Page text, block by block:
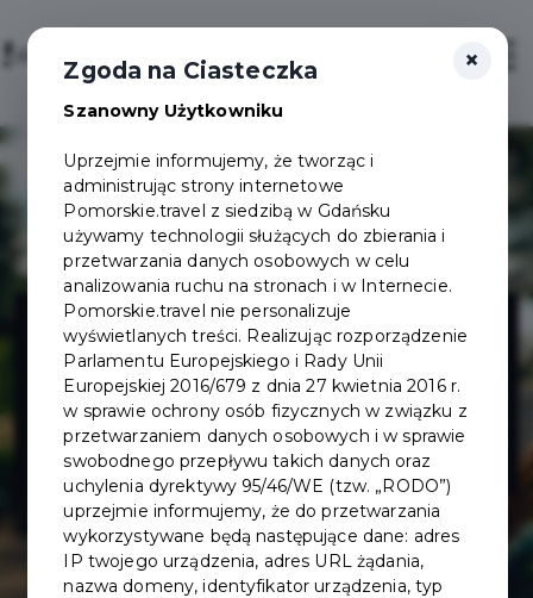
Login/Rejestracja
Restauracja
Chata nad
Radunią
×
Zgoda na Ciasteczka
Szanowny Użytkowniku
Uprzejmie informujemy, że tworząc i
administrując strony internetowe
Pomorskie.travel z siedzibą w Gdańsku
używamy technologii służących do zbierania i
przetwarzania danych osobowych w celu
analizowania ruchu na stronach i w Internecie.
Pomorskie.travel nie personalizuje
wyświetlanych treści. Realizując rozporządzenie
Parlamentu Europejskiego i Rady Unii
Europejskiej 2016/679 z dnia 27 kwietnia 2016 r.
w sprawie ochrony osób fizycznych w związku z
przetwarzaniem danych osobowych i w sprawie
swobodnego przepływu takich danych oraz
uchylenia dyrektywy 95/46/WE (tzw. „RODO”)
uprzejmie informujemy, że do przetwarzania
wykorzystywane będą następujące dane: adres
IP twojego urządzenia, adres URL żądania,
nazwa domeny, identyfikator urządzenia, typ